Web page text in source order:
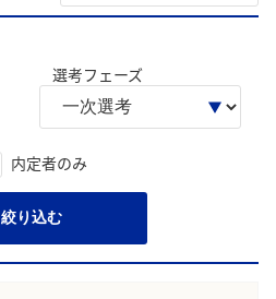
選考フェーズ
内定者のみ
絞り込む